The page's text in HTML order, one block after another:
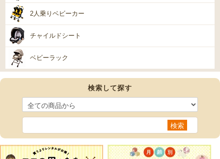
2人乗りベビーカー
チャイルドシート
ベビーラック
検索して探す
検索